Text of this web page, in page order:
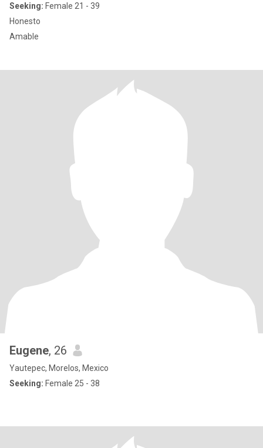
Seeking: Female 21 - 39
Honesto
Amable
Eugene, 26
Yautepec, Morelos, Mexico
Seeking: Female 25 - 38